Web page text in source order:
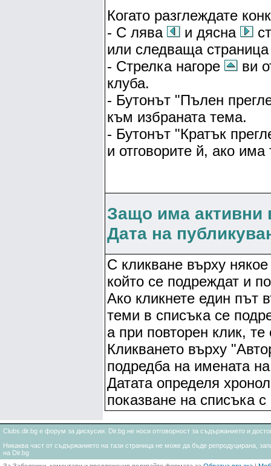
Когато разглеждате
- С лява
и дясна
или следваща
- Стрелка нагоре
ви
клуба.
- Бутонът "Пълен
към избраната тема.
- Бутонът "Кратък
и отговорите й, ако има
Защо има активни
Дата на
С кликване върху
който се подреждат и
Ако кликнете един път
теми в списъка се
а при повторен клик,
Кликването върху
подредба на имената
Датата определя
показване на списъка с
Clubs.dir.bg е форум за дискусии. Dir.bg не носи отговорност за съдържанието и
Никаква част от съдържанието на тази страница не може да бъде репродуцирана,
на Dir.bg